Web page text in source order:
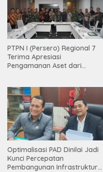
PTPN I (Persero) Regional 7
Terima Apresiasi
Pengamanan Aset dari
Optimalisasi PAD Dinilai Jadi
Kunci Percepatan
Pembangunan Infrastruktur